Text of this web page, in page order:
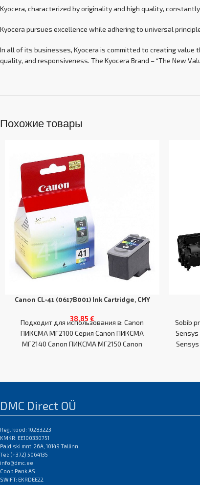
Kyocera, characterized by originality and high quality,
Kyocera pursues excellence while adhering to universal
In all of its businesses, Kyocera is committed to creating
quality, and responsiveness. The Kyocera Brand – “The New
Похожие товары
Canon CL-41 (0617B001) Ink Cartridge, CMY
38,85 €
Подходит для использования в: Canon
ПИКСМА МГ2100 Серия Canon ПИКСМА
МГ2140 Canon ПИКСМА МГ2150 Canon
Sobib
Sensys
DMC Direct OÜ
Reg. kood: 10283223
KMKR: EE100330751
Paldiski mnt. 26A, 10149 Tallinn
Tel: (+372) 5064135
info@dmc.ee
Coop Pank AS
SWIFT: EKRDEE22